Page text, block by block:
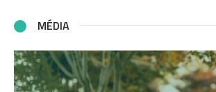
MÉDIA